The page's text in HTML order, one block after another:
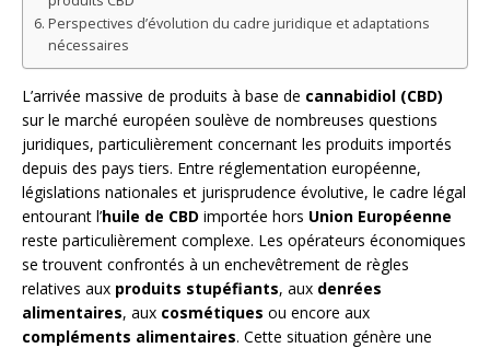
Perspectives d’évolution du cadre juridique et adaptations
nécessaires
L’arrivée massive de produits à base de cannabidiol (CBD)
sur le marché européen soulève de nombreuses questions
juridiques, particulièrement concernant les produits importés
depuis des pays tiers. Entre réglementation européenne,
législations nationales et jurisprudence évolutive, le cadre légal
entourant l’huile de CBD importée hors Union Européenne
reste particulièrement complexe. Les opérateurs économiques
se trouvent confrontés à un enchevêtrement de règles
relatives aux produits stupéfiants, aux denrées
alimentaires, aux cosmétiques ou encore aux
compléments alimentaires. Cette situation génère une